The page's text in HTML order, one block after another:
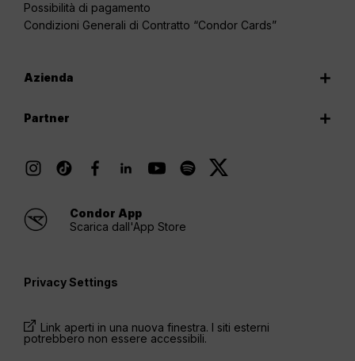
Possibilità di pagamento
Condizioni Generali di Contratto “Condor Cards”
Azienda
Partner
Condor App
Scarica dall'App Store
Privacy Settings
Link aperti in una nuova finestra. I siti esterni
potrebbero non essere accessibili.